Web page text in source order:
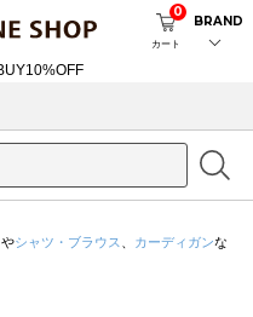
カート
0
BRAND
やシャツ・ブラウス カーディガンな